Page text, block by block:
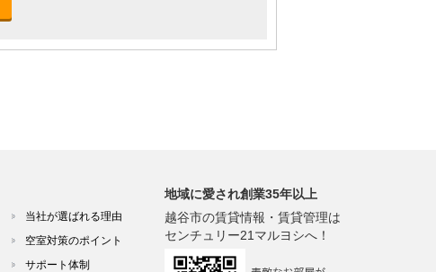
当社が選ばれる理由
空室対策のポイント
サポート体制
地域に愛され創業35年以上
越谷市の賃貸情報・賃貸管理は
センチュリー21マルヨシへ！